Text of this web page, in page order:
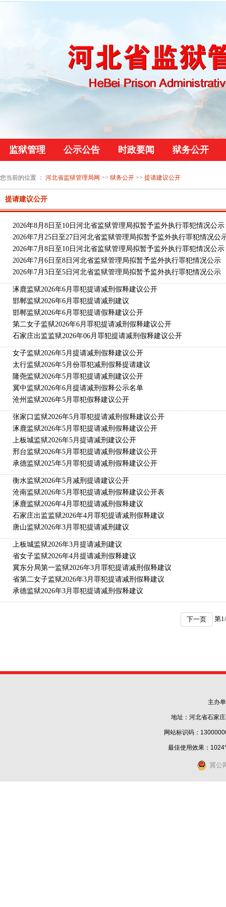
监狱管理 公示公告 时政要闻 狱务公开
您当前的位置 ： 河北省监狱管理局网 >> 狱务公开 >> 提请建议公开
提请建议公开
2026年8月8日至10日河北省监狱管理局拟暂予监外执行罪犯情况公示
2026年7月25日至27日河北省监狱管理局拟暂予监外执行罪犯情况公
2026年7月8日至10日河北省监狱管理局拟暂予监外执行罪犯情况公示
2026年7月6日至8日河北省监狱管理局拟暂予监外执行罪犯情况公示
2026年7月3日至5日河北省监狱管理局拟暂予监外执行罪犯情况公示
涿鹿监狱2026年6月罪犯提请减刑假释建议公开
邯郸监狱2026年6月罪犯提请减刑建议
邯郸监狱2026年6月罪犯提请假释建议公开
第二女子监狱2026年6月罪犯提请减刑假释建议公开
石家庄出监监狱2026年06月罪犯提请减刑假释建议公开
女子监狱2026年5月提请减刑假释建议公开
太行监狱2026年5月份罪犯减刑假释提请建议
隆尧监狱2026年5月罪犯提请减刑建议公开
冀中监狱2026年6月提请减刑假释公示名单
沧州监狱2026年5月罪犯假释建议公开
张家口监狱2026年5月罪犯提请减刑假释建议公开
涿鹿监狱2026年5月罪犯提请减刑假释建议公开
上板城监狱2026年5月提请减刑建议公开
邢台监狱2026年5月罪犯提请减刑假释建议公开
承德监狱2025年5月罪犯提请减刑假释建议公开
衡水监狱2026年5月减刑提请建议公开
沧南监狱2026年5月罪犯提请减刑假释建议公开表
涿鹿监狱2026年4月罪犯提请减刑假释建议
石家庄出监监狱2026年4月罪犯提请减刑假释建议
唐山监狱2026年3月罪犯提请减刑建议
上板城监狱2026年3月提请减刑建议
省女子监狱2026年4月提请减刑假释建议
冀东分局第一监狱2026年3月罪犯提请减刑假释建议
省第二女子监狱2026年3月罪犯提请减刑假释建议
承德监狱2026年3月罪犯提请减刑假释建议
下一页 第1/
主办
地址：河北省石家
网站标识码：
最佳使用效果：
冀公